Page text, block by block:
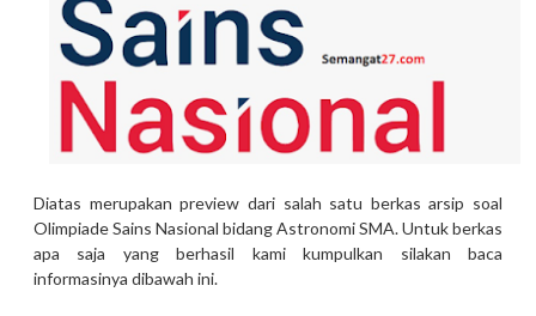
Diatas merupakan preview dari salah satu berkas arsip soal
Olimpiade Sains Nasional bidang Astronomi SMA. Untuk berkas
apa saja yang berhasil kami kumpulkan silakan baca
informasinya dibawah ini.